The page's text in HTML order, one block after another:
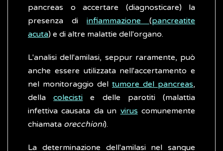
pancreas o accertare (diagnosticare) la
presenza di infiammazione (pancreatite
acuta) e di altre malattie dell'organo.
L'analisi dell'amilasi, seppur raramente, può
anche essere utilizzata nell'accertamento e
nel monitoraggio del tumore del pancreas,
dellacolecisti e delle parotiti (malattia
infettiva causata da un virus comunemente
chiamata orecchioni).
La determinazione dell'amilasi nel sangue